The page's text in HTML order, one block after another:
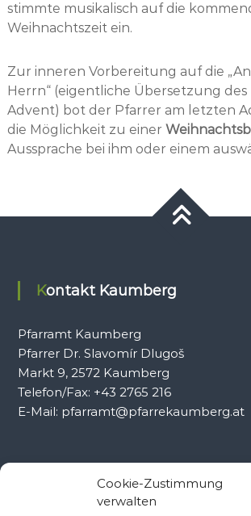
Cookie-Zustimmung
verwalten
stimmte musikalisch auf die
Weihnachtszeit ein.
Zur inneren Vorbereitung auf die
Herrn“ (eigentliche Übersetzung des
Advent) bot der Pfarrer am letzten
die Möglichkeit zu einer
Aussprache bei ihm oder einem
Kontakt Kaumberg
Pfarramt Kaumberg
Pfarrer Dr. Slavomír Dlugoš
Markt 9, 2572 Kaumberg
Telefon/Fax: +43 2765 216
E-Mail: pfarramt@pfarrekaumberg.at
Kontakt Ramsau